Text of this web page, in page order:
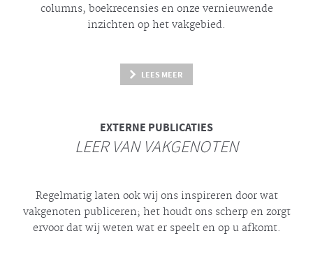
columns, boekrecensies en onze vernieuwende
inzichten op het vakgebied.
LEES MEER
EXTERNE PUBLICATIES
LEER VAN VAKGENOTEN
Regelmatig laten ook wij ons inspireren door wat
vakgenoten publiceren; het houdt ons scherp en zorgt
ervoor dat wij weten wat er speelt en op u afkomt.